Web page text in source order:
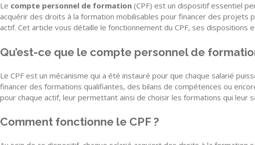
Le compte personnel de formation (CPF) est un dispositif essentiel
acquérir des droits à la formation mobilisables pour financer des projets
actif. Cet article vous détaille le fonctionnement du CPF, ses dispositions
Qu’est-ce que le compte personnel de
Le CPF est un mécanisme qui a été instauré pour que chaque salarié
financer des formations qualifiantes, des bilans de compétences ou
pour chaque actif, leur permettant ainsi de choisir les formations qui
Comment fonctionne le CPF ?